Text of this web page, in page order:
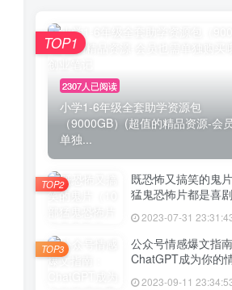
2307人已阅读
小学1-6年级全套助学资源包
（9000GB）(超值的精品资源-会
单独...
TOP1
既恐怖又搞笑的鬼
猛鬼恐怖片都是喜剧
2023-07-31
TOP2
公众号情感爆文指南
ChatGPT成为你的
好帮手！
2023-09-11
TOP3